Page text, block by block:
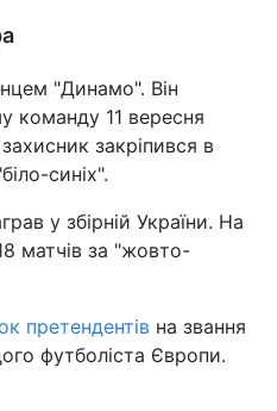
"Динамо". Він
команду 11 вересня
закріпився в
синіх".
у збірній України. На
матчів за "жовто-
претендентів на звання
футболіста Європи.